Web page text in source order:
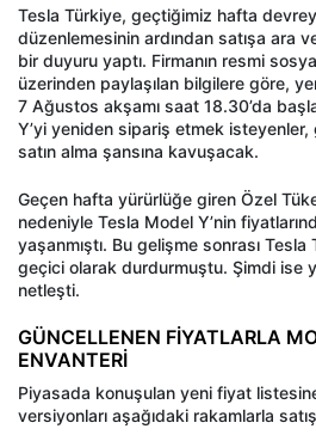
Tesla Türkiye, geçtiğimiz hafta
düzenlemesinin ardından satışa ara
bir duyuru yaptı. Firmanın resmi
üzerinden paylaşılan bilgilere göre,
7 Ağustos akşamı saat 18.30’da
Y’yi yeniden sipariş etmek
satın alma şansına kavuşacak.
Geçen hafta yürürlüğe giren Özel
nedeniyle Tesla Model Y’nin
yaşanmıştı. Bu gelişme sonrası Tesla
geçici olarak durdurmuştu. Şimdi ise
netleşti.
GÜNCELLENEN FİYATLARLA
ENVANTERİ
Piyasada konuşulan yeni fiyat
versiyonları aşağıdaki rakamlarla